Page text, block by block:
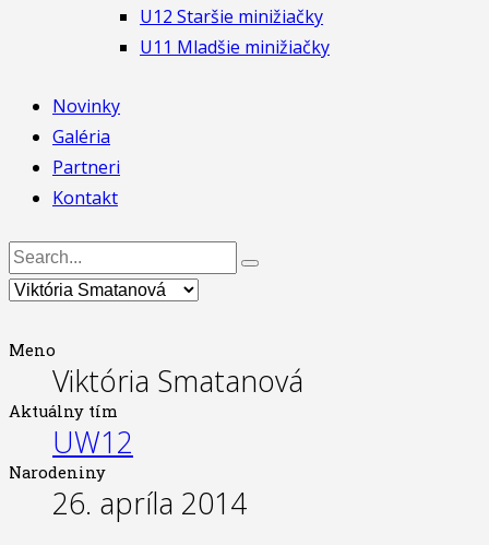
U12 Staršie minižiačky
U11 Mladšie minižiačky
Novinky
Galéria
Partneri
Kontakt
Meno
Viktória Smatanová
Aktuálny tím
UW12
Narodeniny
26. apríla 2014